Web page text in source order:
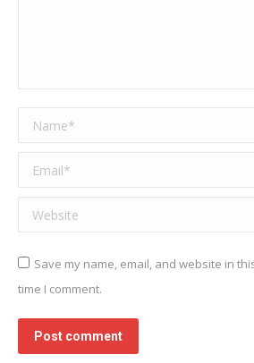
Name *
Email *
Website
Save my name, email, and website in
time I comment.
Post comment